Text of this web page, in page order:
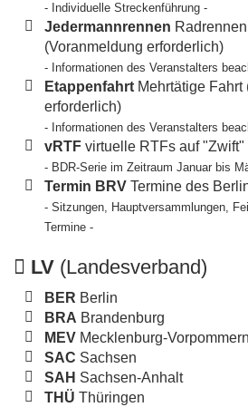
- Individuelle Streckenführung -
Jedermannrennen
(Voranmeldung erforderlich)
- Informationen des Veranstalters
Etappenfahrt Mehrtätige Fahrt
erforderlich)
- Informationen des Veranstalters
vRTF virtuelle RTFs auf
- BDR-Serie im Zeitraum Januar bis
Termin BRV Termine des
- Sitzungen, Hauptversammlungen,
Termine -
LV (Landesverband)
BER Berlin
BRA Brandenburg
MEV Mecklenburg-Vorpommern
SAC Sachsen
SAH Sachsen-Anhalt
THÜ Thüringen